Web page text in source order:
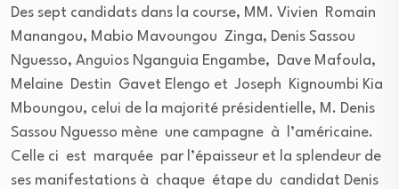
Des sept candidats dans la course, MM. Vivien Romain
Manangou, Mabio Mavoungou Zinga, Denis Sassou
Nguesso, Anguios Nganguia Engambe, Dave Mafoula,
Melaine Destin Gavet Elengo et Joseph Kignoumbi Kia
Mboungou, celui de la majorité présidentielle, M. Denis
Sassou Nguesso mène une campagne à l’américaine.
Celle ci est marquée par l’épaisseur et la splendeur de
ses manifestations à chaque étape du candidat Denis